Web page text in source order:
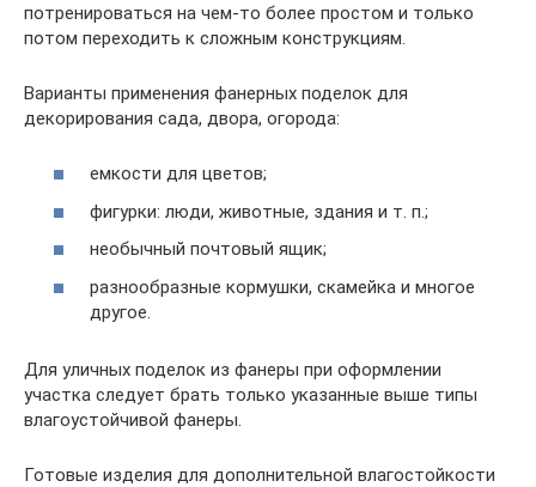
потренироваться на чем-то более простом и только
потом переходить к сложным конструкциям.
Варианты применения фанерных поделок для
декорирования сада, двора, огорода:
емкости для цветов;
фигурки: люди, животные, здания и т. п.;
необычный почтовый ящик;
разнообразные кормушки, скамейка и многое
другое.
Для уличных поделок из фанеры при оформлении
участка следует брать только указанные выше типы
влагоустойчивой фанеры.
Готовые изделия для дополнительной влагостойкости